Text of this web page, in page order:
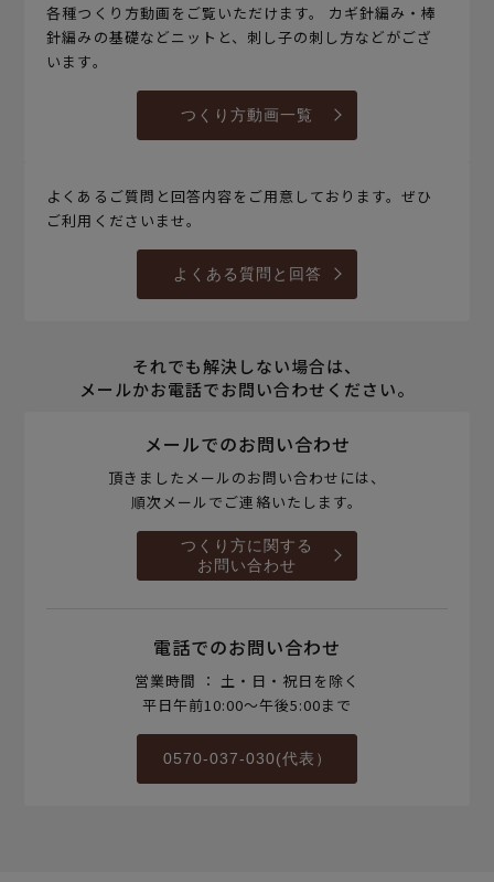
各種つくり方動画をご覧いただけます。 カギ針編み・棒
針編みの基礎などニットと、刺し子の刺し方などがござ
います。
つくり方動画一覧
よくあるご質問と回答内容をご用意しております。ぜひ
ご利用くださいませ。
よくある質問と回答
それでも解決しない場合は、
メールかお電話でお問い合わせください。
メールでのお問い合わせ
頂きましたメールのお問い合わせには、
順次メールでご連絡いたします。
つくり方に関する
お問い合わせ
電話でのお問い合わせ
営業時間 ： 土・日・祝日を除く
平日午前10:00～午後5:00まで
0570-037-030(代表）